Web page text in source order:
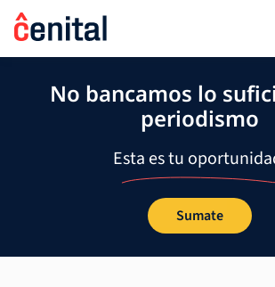
No bancamos lo
periodismo
Esta es tu
Sumate